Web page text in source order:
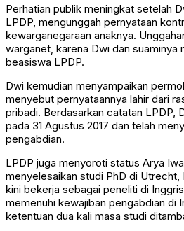
Perhatian publik meningkat setelah
LPDP, mengunggah pernyataan
kewarganegaraan anaknya.
warganet, karena Dwi dan suaminya
beasiswa LPDP.
Dwi kemudian menyampaikan
menyebut pernyataannya lahir dari
pribadi. Berdasarkan catatan LPDP,
pada 31 Agustus 2017 dan telah
pengabdian.
LPDP juga menyoroti status Arya
menyelesaikan studi PhD di Utrecht,
kini bekerja sebagai peneliti di
memenuhi kewajiban pengabdian di
ketentuan dua kali masa studi